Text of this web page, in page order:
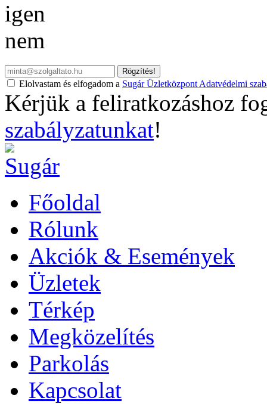
igen
nem
Rögzítés!
Elolvastam és elfogadom a Sugár Üzletközpont Adatvédelmi
Kérjük a feliratkozáshoz
szabályzatunkat!
Főoldal
Rólunk
Akciók & Események
Üzletek
Térkép
Megközelítés
Parkolás
Kapcsolat